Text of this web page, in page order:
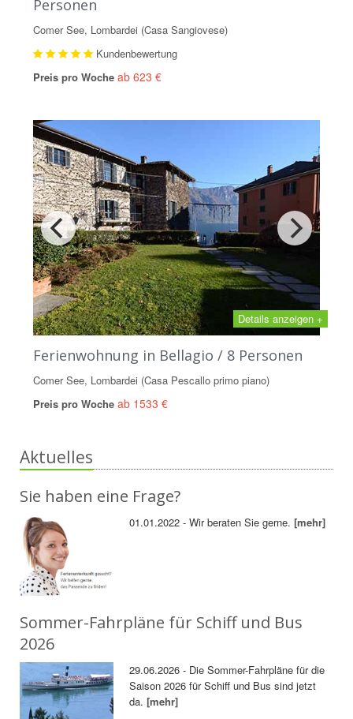
Personen
Comer See, Lombardei (Casa Sangiovese)
Kundenbewertung
Preis pro Woche ab 623 €
Details anzeigen +
Ferienwohnung in Bellagio / 8 Personen
Comer See, Lombardei (Casa Pescallo primo piano)
Preis pro Woche ab 1533 €
Aktuelles
Sie haben eine Frage?
01.01.2022 - Wir beraten Sie gerne.[mehr]
Sommer-Fahrpläne für Schiff und Bus
2026
29.06.2026 - Die Sommer-Fahrpläne für die
Saison 2026 für Schiff und Bus sind jetzt
da.[mehr]